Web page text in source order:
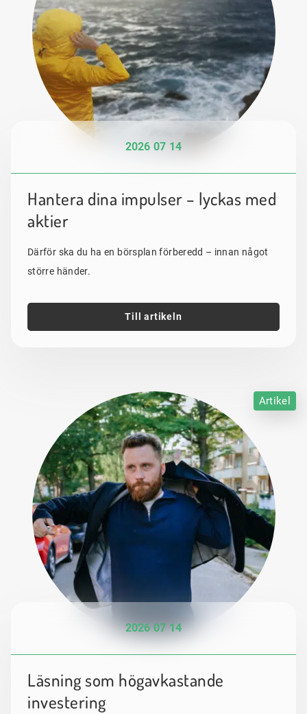
2026 07 14
Hantera dina impulser – lyckas med
aktier
Därför ska du ha en börsplan förberedd – innan något
större händer.
Till artikeln
Artikel
2026 07 14
Läsning som högavkastande
investering